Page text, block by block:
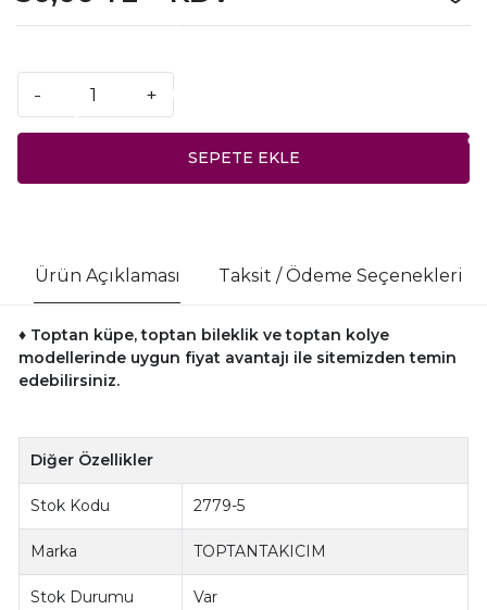
- +
SEPETE EKLE
Ürün Açıklaması Taksit / Ödeme Seçenekleri
♦ Toptan küpe, toptan bileklik ve toptan kolye
modellerinde uygun fiyat avantajı ile sitemizden temin
edebilirsiniz.
Diğer Özellikler
Stok Kodu 2779-5
Marka TOPTANTAKICIM
Stok Durumu Var